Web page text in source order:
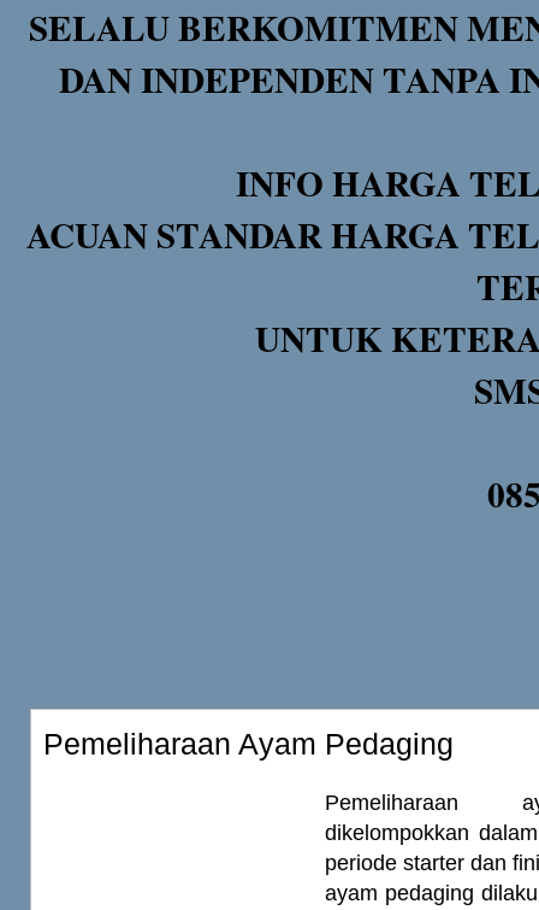
SELALU BERKOMITMEN
DAN INDEPENDEN TANPA
INFO HARGA
ACUAN STANDAR HARGA
UNTUK
Pemeliharaan Ayam Pedaging
Pemeliharaan
dikelompokkan
periode starter dan
ayam pedaging